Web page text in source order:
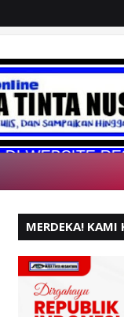
RESMI
MERDEKA! KAMI